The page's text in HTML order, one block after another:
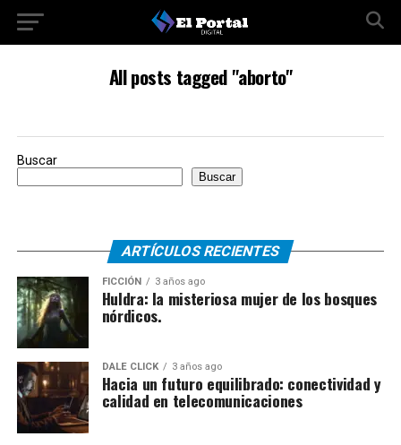
All posts tagged "aborto"
Buscar
Buscar
ARTÍCULOS RECIENTES
FICCIÓN 3 años ago
Huldra: la misteriosa mujer de los bosques
nórdicos.
DALE CLICK 3 años ago
Hacia un futuro equilibrado: conectividad y
calidad en telecomunicaciones